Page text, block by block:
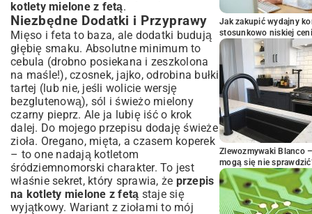
kotlety mielone z fetą.
Niezbędne Dodatki i Przyprawy
Mięso i feta to baza, ale dodatki budują
głębię smaku. Absolutne minimum to
cebula (drobno posiekana i zeszkolona
na maśle!), czosnek, jajko, odrobina bułki
tartej (lub nie, jeśli wolicie wersję
bezglutenową), sól i świeżo mielony
czarny pieprz. Ale ja lubię iść o krok
dalej. Do mojego przepisu dodaję świeże
zioła. Oregano, mięta, a czasem koperek
– to one nadają kotletom
śródziemnomorski charakter. To jest
właśnie sekret, który sprawia, że przepis
na kotlety mielone z fetą staje się
wyjątkowy. Wariant z ziołami to mój
Jak zakupić wydajny
stosunkowo niskiej
Zlewozmywaki Blanco
mogą się nie